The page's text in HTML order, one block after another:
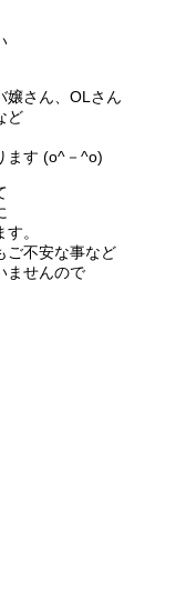
嬢さん、OLさん
ど
ます (o^－^o)
。
ご不安な事など
ませんので